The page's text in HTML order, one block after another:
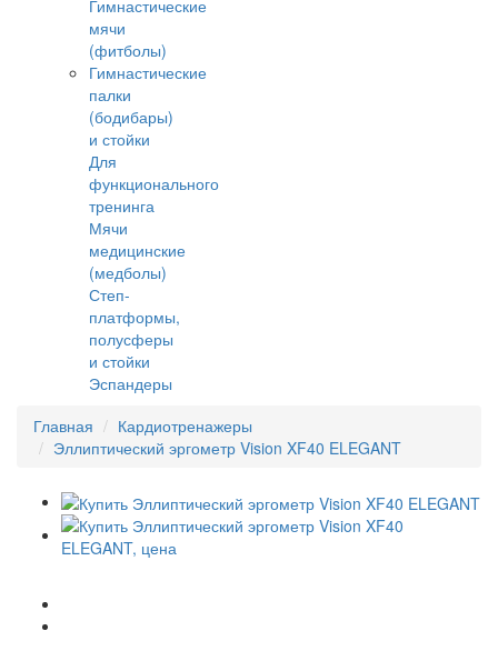
Гимнастические
мячи
(фитболы)
Гимнастические
палки
(бодибары)
и стойки
Для
функционального
тренинга
Мячи
медицинские
(медболы)
Степ-
платформы,
полусферы
и стойки
Эспандеры
Главная
Кардиотренажеры
Эллиптический эргометр Vision XF40 ELEGANT